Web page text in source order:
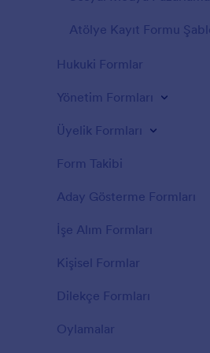
Hukuki Formlar
Yönetim Formları
Üyelik Formları
Form Takibi
Aday Gösterme Formları
İşe Alım Formları
Kişisel Formlar
Dilekçe Formları
Oylamalar